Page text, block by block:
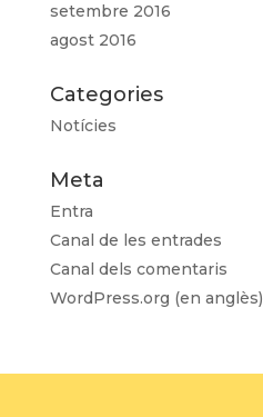
setembre 2016
agost 2016
Categories
Notícies
Meta
Entra
Canal de les entrades
Canal dels comentaris
WordPress.org (en anglès)